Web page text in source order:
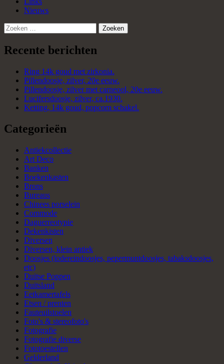
Nieuws
Zoeken
naar:
Recente berichten
Ring 14k goud met zirkonia.
Pillendoosje, zilver, 20e eeuw.
Pillendoosje, zilver met carneool, 20e eeuw.
Lucifersdoosje, zilver, ca.1930.
Ketting, 14k goud, popcorn schakel.
Categorieën
Antiekcollectie
Art Deco
Banken
Boekenkasten
Brons
Bureaus
Chinees porselein
Commode
Daguerreotypie
Dekenkisten
Diversen
Diversen, klein antiek
Doosjes (lodereindoosjes, pepermuntdoosjes, tabaksdoosjes,
etc)
Duitse Poppen
Duitsland
Eetkamertafels
Etsen / prenten
Fauteuilstoelen
Foto's & stereofoto's
Fotografie
Fotografie diverse
Fototoestellen
Gelderland